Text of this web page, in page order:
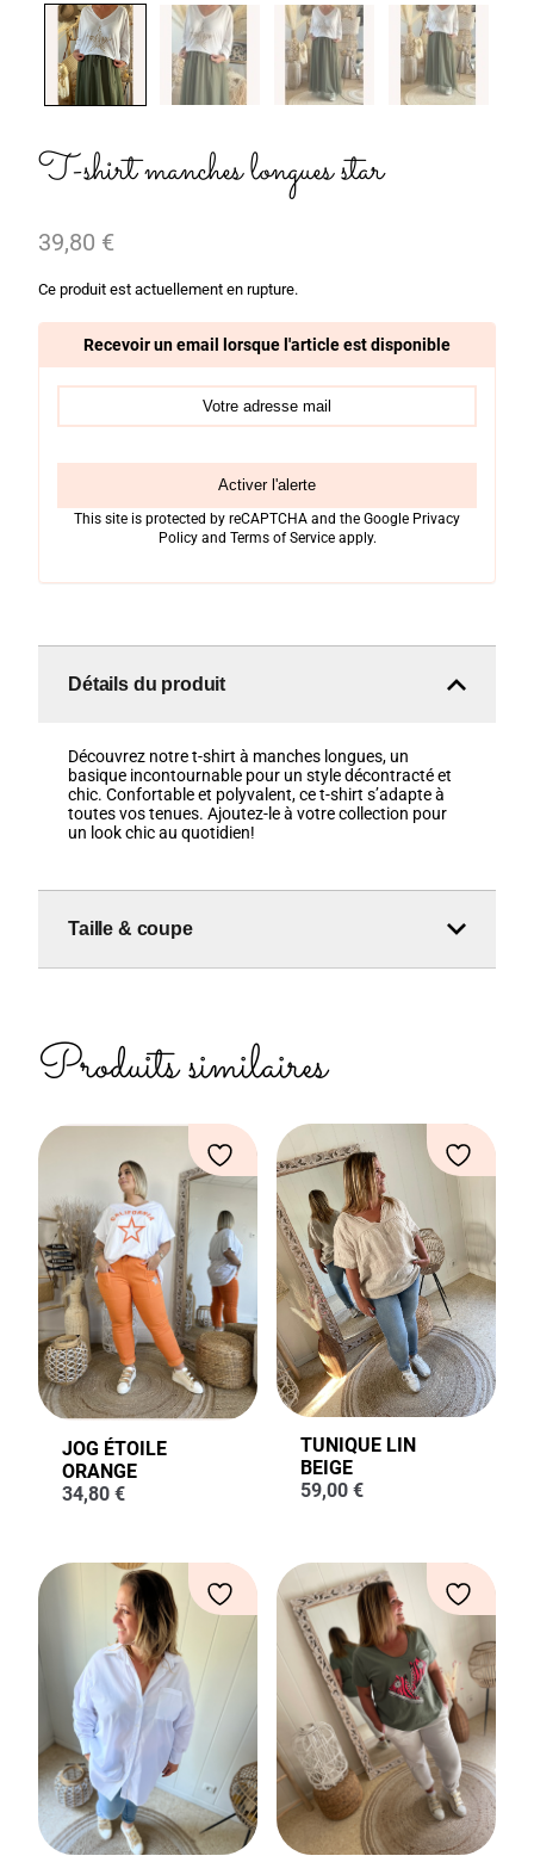
T-shirt manches longues star
39,80 €
Ce produit est actuellement en rupture.
Recevoir un email lorsque l'article est disponible
Activer l'alerte
This site is protected by reCAPTCHA and the Google Privacy
Policy and Terms of Service apply.
Détails du produit
Découvrez notre t-shirt à manches longues, un
basique incontournable pour un style décontracté et
chic. Confortable et polyvalent, ce t-shirt s’adapte à
toutes vos tenues. Ajoutez-le à votre collection pour
un look chic au quotidien!
Taille & coupe
Produits similaires
JOG ÉTOILE
ORANGE
34,80 €
TUNIQUE LIN
BEIGE
59,00 €